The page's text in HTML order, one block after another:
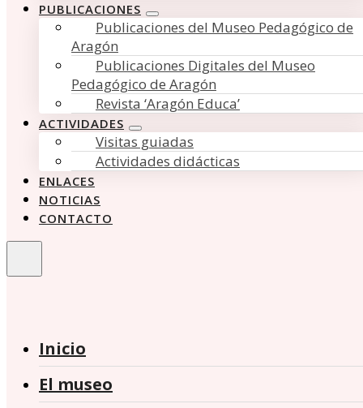
PUBLICACIONES
Publicaciones del Museo Pedagógico de
Aragón
Publicaciones Digitales del Museo
Pedagógico de Aragón
Revista ‘Aragón Educa’
ACTIVIDADES
Visitas guiadas
Actividades didácticas
ENLACES
NOTICIAS
CONTACTO
Inicio
El museo